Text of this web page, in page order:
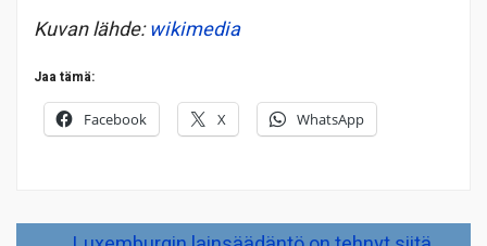
Kuvan lähde:wikimedia
Jaa tämä:
Facebook X WhatsApp
Artikkelien